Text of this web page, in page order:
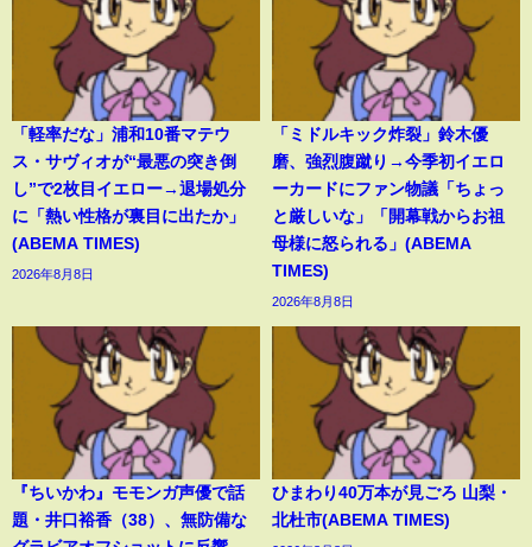
「軽率だな」浦和10番マテウ
ス・サヴィオが“最悪の突き倒
し”で2枚目イエロー→退場処分
に「熱い性格が裏目に出たか」
(ABEMA TIMES)
2026年8月8日
「ミドルキック炸裂」鈴木優
磨、強烈腹蹴り→今季初イエロ
ーカードにファン物議「ちょっ
と厳しいな」「開幕戦からお祖
母様に怒られる」(ABEMA
TIMES)
2026年8月8日
『ちいかわ』モモンガ声優で話
題・井口裕香（38）、無防備な
ひまわり40万本が見ごろ 山梨・
北杜市(ABEMA TIMES)